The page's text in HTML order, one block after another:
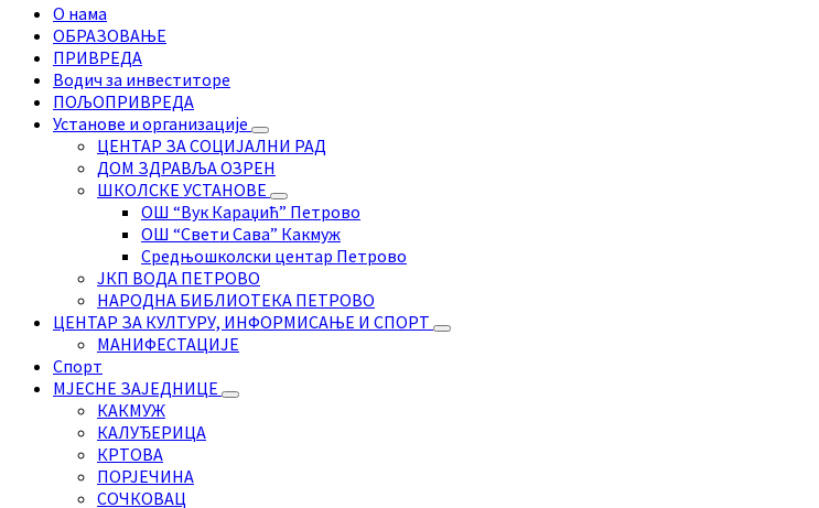
О нама
ОБРАЗОВАЊЕ
ПРИВРЕДА
Водич за инвеститоре
ПОЉОПРИВРЕДА
Установе и организације
ЦЕНТАР ЗА СОЦИЈАЛНИ РАД
ДОМ ЗДРАВЉА ОЗРЕН
ШКОЛСКЕ УСТАНОВЕ
ОШ “Вук Караџић” Петрово
ОШ “Свети Сава” Какмуж
Средњошколски центар Петрово
ЈКП ВОДА ПЕТРОВО
НАРОДНА БИБЛИОТЕКА ПЕТРОВО
ЦЕНТАР ЗА КУЛТУРУ, ИНФОРМИСАЊЕ И СПОРТ
МАНИФЕСТАЦИЈЕ
Спорт
МЈЕСНЕ ЗАЈЕДНИЦЕ
КАКМУЖ
КАЛУЂЕРИЦА
КРТОВА
ПОРЈЕЧИНА
СОЧКОВАЦ